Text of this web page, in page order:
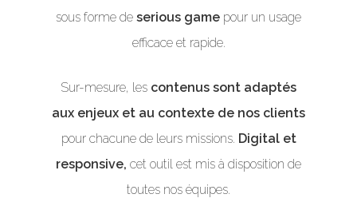
sous forme de serious game pour un usage
efficace et rapide.
Sur-mesure, les contenus sont adaptés
aux enjeux et au contexte de nos clients
pour chacune de leurs missions. Digital et
responsive, cet outil est mis à disposition de
toutes nos équipes.